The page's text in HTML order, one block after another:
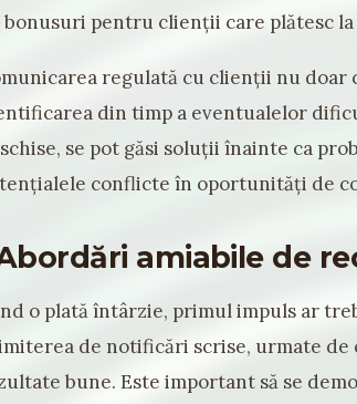
bonusuri pentru clienții care plătesc
regulată cu clienții nu doar
din timp a eventualelor
se pot găsi soluții înainte ca
conflicte în oportunități de
amiabile de
o plată întârzie, primul impuls ar
de notificări scrise, urmate de
bune. Este important să se